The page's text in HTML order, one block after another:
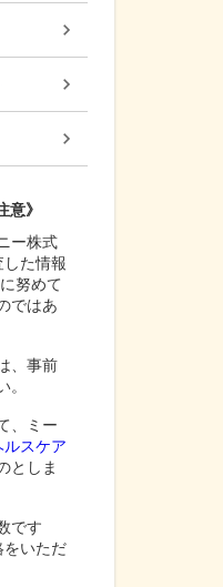
意》
ー株式
した情報
努めて
ではあ
、事前
、ミー
スケア
としま
です
をいただ